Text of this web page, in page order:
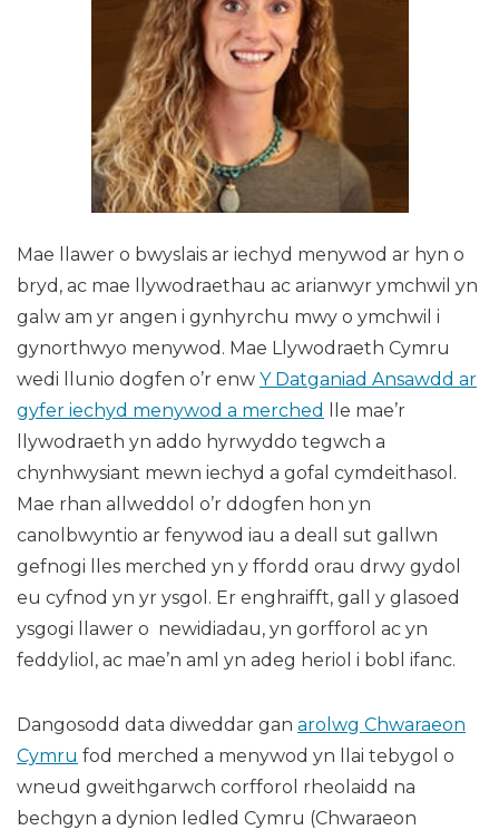
Mae llawer o bwyslais ar iechyd menywod ar hyn o
bryd, ac mae llywodraethau ac arianwyr ymchwil yn
galw am yr angen i gynhyrchu mwy o ymchwil i
gynorthwyo menywod. Mae Llywodraeth Cymru
wedi llunio dogfen o’r enw Y Datganiad Ansawdd ar
gyfer iechyd menywod a merched
lle mae’r
llywodraeth yn addo hyrwyddo tegwch a
chynhwysiant mewn iechyd a gofal cymdeithasol.
Mae rhan allweddol o’r ddogfen hon yn
canolbwyntio ar fenywod iau a deall sut gallwn
gefnogi lles merched yn y ffordd orau drwy gydol
eu cyfnod yn yr ysgol. Er enghraifft, gall y glasoed
ysgogi llawer o newidiadau, yn gorfforol ac yn
feddyliol, ac mae’n aml yn adeg heriol i bobl ifanc.
Dangosodd data diweddar gan arolwg Chwaraeon
Cymru fod merched a menywod yn llai tebygol o
wneud gweithgarwch corfforol rheolaidd na
bechgyn a dynion ledled Cymru (Chwaraeon